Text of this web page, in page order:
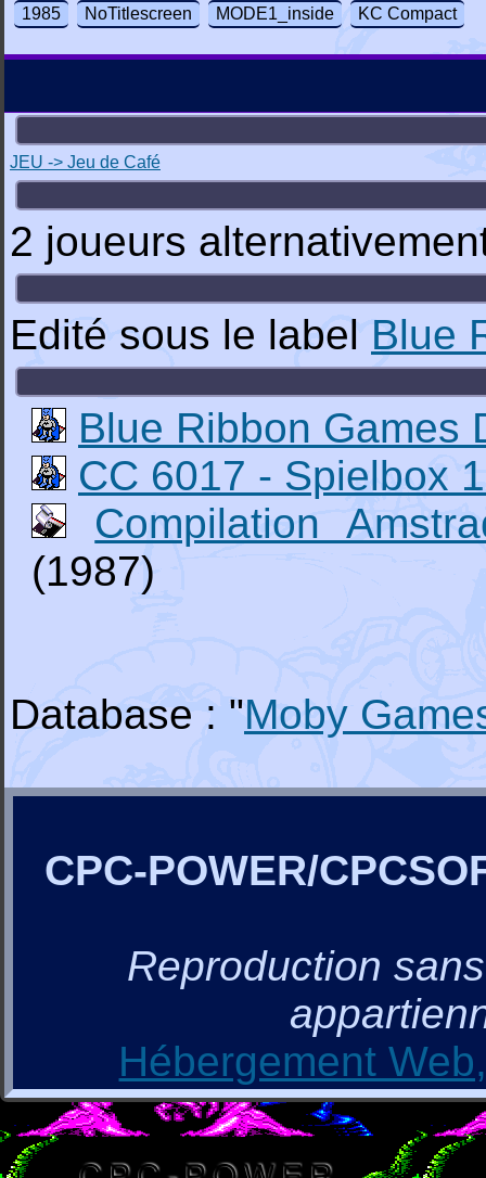
1985 NoTitlescreen MODE1_inside KC Compact
JEU -> Jeu de Café
2 joueurs
Edité sous le label Blue
Blue Ribbon Games
CC 6017 - Spielbox
Compilation
(1987)
Database : "Moby
CPC-POWER/
Reproduction
Hébergement